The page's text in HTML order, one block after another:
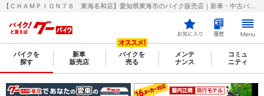
バイクを
探す
新車
販売店
バイクを
売る
メンテ
ナンス
コミュ
ニティ